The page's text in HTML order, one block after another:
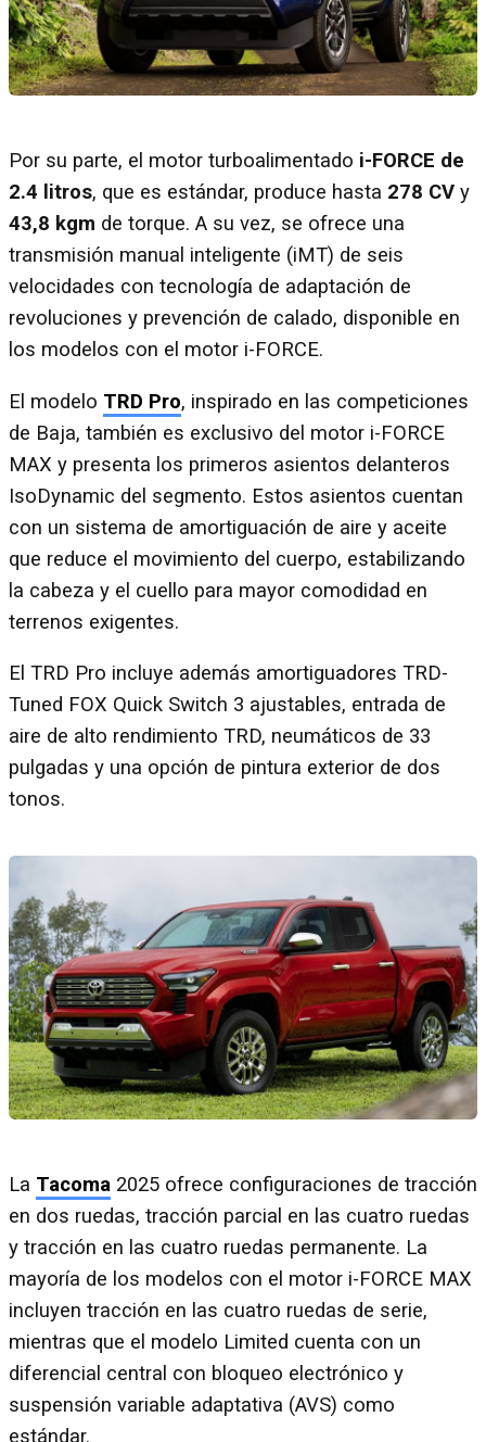
Por su parte, el motor turboalimentado i-FORCE de
2.4 litros, que es estándar, produce hasta 278 CV y
43,8 kgm de torque. A su vez, se ofrece una
transmisión manual inteligente (iMT) de seis
velocidades con tecnología de adaptación de
revoluciones y prevención de calado, disponible en
los modelos con el motor i-FORCE.
El modelo TRD Pro, inspirado en las competiciones
de Baja, también es exclusivo del motor i-FORCE
MAX y presenta los primeros asientos delanteros
IsoDynamic del segmento. Estos asientos cuentan
con un sistema de amortiguación de aire y aceite
que reduce el movimiento del cuerpo, estabilizando
la cabeza y el cuello para mayor comodidad en
terrenos exigentes.
El TRD Pro incluye además amortiguadores TRD-
Tuned FOX Quick Switch 3 ajustables, entrada de
aire de alto rendimiento TRD, neumáticos de 33
pulgadas y una opción de pintura exterior de dos
tonos.
La Tacoma 2025 ofrece configuraciones de tracción
en dos ruedas, tracción parcial en las cuatro ruedas
y tracción en las cuatro ruedas permanente. La
mayoría de los modelos con el motor i-FORCE MAX
incluyen tracción en las cuatro ruedas de serie,
mientras que el modelo Limited cuenta con un
diferencial central con bloqueo electrónico y
suspensión variable adaptativa (AVS) como
estándar.